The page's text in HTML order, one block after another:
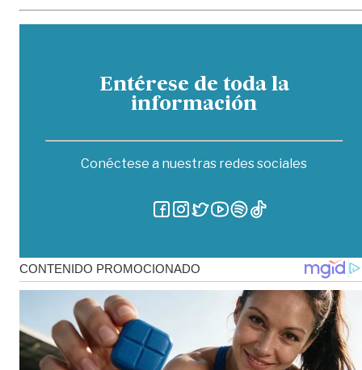
Entérese de toda la
información
Conéctese a nuestras redes sociales